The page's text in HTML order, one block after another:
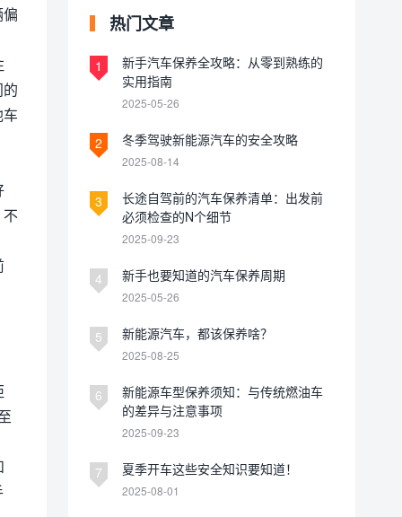
不
热门文章
1
新手汽车保养全攻略：从零到熟练的
实用指南
2025-05-26
2 冬季驾驶新能源汽车的安全攻略
2025-08-14
3
长途自驾前的汽车保养清单：出发前
必须检查的N个细节
2025-09-23
4 新手也要知道的汽车保养周期
2025-05-26
5 新能源汽车，都该保养啥？
2025-08-25
6
新能源车型保养须知：与传统燃油车
的差异与注意事项
2025-09-23
7 夏季开车这些安全知识要知道！
2025-08-01